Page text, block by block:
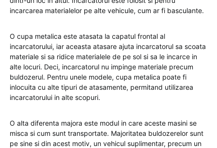
incarcarea materialelor pe alte vehicule, cum ar fi basculante.
O cupa metalica este atasata la capatul frontal al
incarcatorului, iar aceasta atasare ajuta incarcatorul sa scoata
materiale si sa ridice materialele de pe sol si sa le incarce in
alte locuri. Deci, incarcatorul nu impinge materiale precum
buldozerul. Pentru unele modele, cupa metalica poate fi
inlocuita cu alte tipuri de atasamente, permitand utilizarea
incarcatorului in alte scopuri.
O alta diferenta majora este modul in care aceste masini se
misca si cum sunt transportate. Majoritatea buldozerelor sunt
pe sine si din acest motiv, un vehicul suplimentar, precum un